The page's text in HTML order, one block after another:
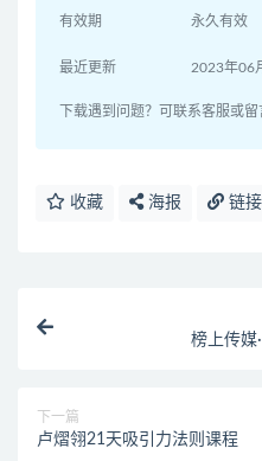
有效期 永久有效
最近更新 2023年06
下载遇到问题？可联系客服或
收藏 海报 链接
榜上传媒
下一篇
卢熠翎21天吸引力法则课程